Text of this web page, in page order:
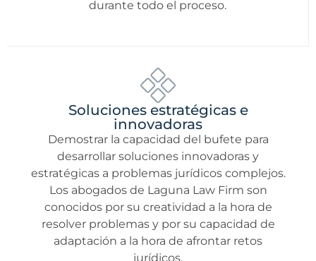
durante todo el proceso.
Soluciones estratégicas e
innovadoras
Demostrar la capacidad del bufete para
desarrollar soluciones innovadoras y
estratégicas a problemas jurídicos complejos.
Los abogados de Laguna Law Firm son
conocidos por su creatividad a la hora de
resolver problemas y por su capacidad de
adaptación a la hora de afrontar retos
jurídicos.